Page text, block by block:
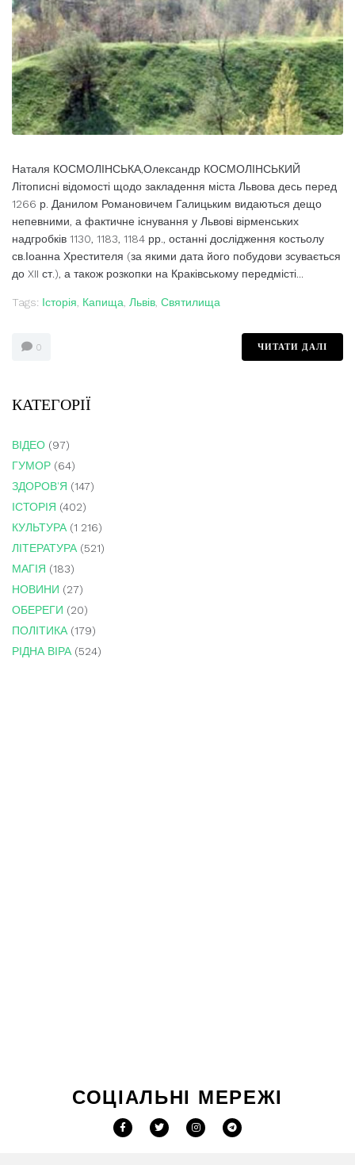
Наталя КОСМОЛІНСЬКА,Олександр КОСМОЛІНСЬКИЙ
Літописні відомості щодо закладення міста Львова десь перед
1266 р. Данилом Романовичем Галицьким видаються дещо
непевними, а фактичне існування у Львові вірменських
надгробків 1130, 1183, 1184 рр., останні дослідження костьолу
св.Іоанна Хрестителя (за якими дата його побудови зсувається
до XII ст.), а також розкопки на Краківському передмісті...
Tags: Історія, Капища, Львів, Святилища
0 ЧИТАТИ ДАЛІ
КАТЕГОРІЇ
ВІДЕО (97)
ГУМОР (64)
ЗДОРОВ'Я (147)
ІСТОРІЯ (402)
КУЛЬТУРА(1 216)
ЛІТЕРАТУРА(521)
МАГІЯ (183)
НОВИНИ (27)
ОБЕРЕГИ (20)
ПОЛІТИКА(179)
РІДНА ВІРА(524)
СОЦІАЛЬНІ МЕРЕЖІ